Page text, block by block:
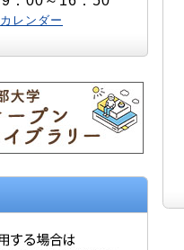
カレンダー